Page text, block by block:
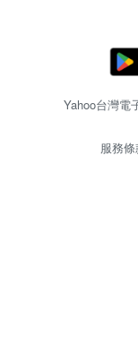
Yahoo台灣電
服務條